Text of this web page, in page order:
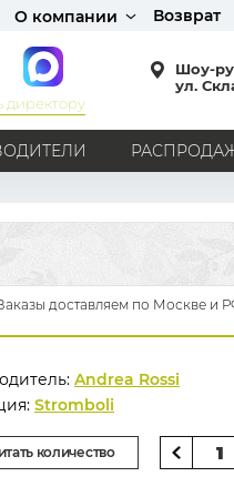
О компании Возврат
директору
Шоу-
ул.
Хай-тек
Лофт
Под кирпич
Дамаск
доставляем по Москве и
Andrea Rossi
Stromboli
количество